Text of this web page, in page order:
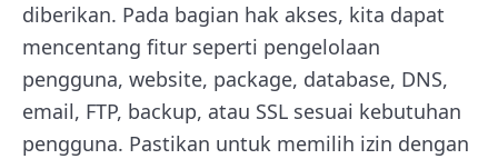
diberikan. Pada bagian hak akses, kita dapat
mencentang fitur seperti pengelolaan
pengguna, website, package, database, DNS,
email, FTP, backup, atau SSL sesuai kebutuhan
pengguna. Pastikan untuk memilih izin dengan